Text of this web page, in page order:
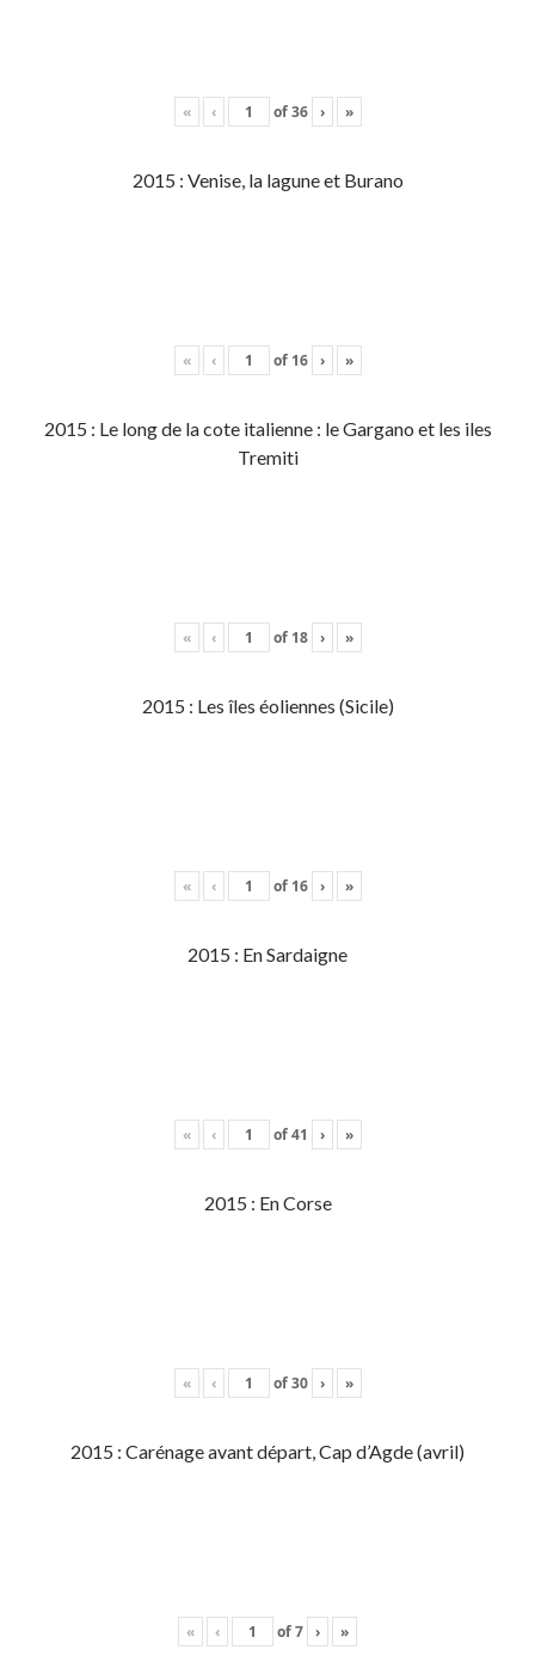
« ‹ of36 › »
2015 : Venise, la lagune et Burano
« ‹ of 16 › »
2015 : Le long de la cote italienne : le Gargano et les iles
Tremiti
« ‹ of 18 › »
2015 : Les îles éoliennes (Sicile)
« ‹ of 16 › »
2015 : En Sardaigne
« ‹ of41 › »
2015 : En Corse
« ‹ of30 › »
2015 : Carénage avant départ, Cap d’Agde (avril)
« ‹ of7 › »